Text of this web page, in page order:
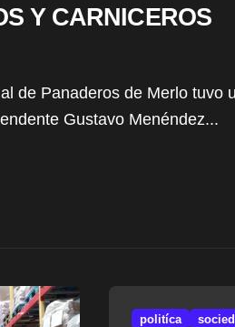
Y CARNICEROS
Gustavo Menéndez...
politíca